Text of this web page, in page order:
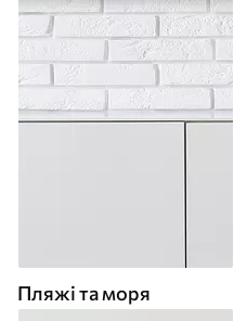
Пляжі та моря